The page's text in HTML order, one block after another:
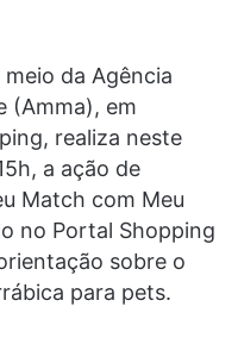
da Agência
(Amma), em
realiza neste
a ação de
Match com Meu
no Portal Shopping
sobre o
para pets.